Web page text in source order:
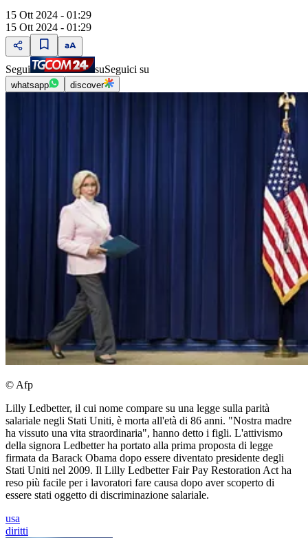
15 Ott 2024 - 01:29
15 Ott 2024 - 01:29
Segui suSeguici su
whatsapp discover
© Afp
Lilly Ledbetter, il cui nome compare su una legge sulla parità
salariale negli Stati Uniti, è morta all'età di 86 anni. "Nostra madre
ha vissuto una vita straordinaria", hanno detto i figli. L'attivismo
della signora Ledbetter ha portato alla prima proposta di legge
firmata da Barack Obama dopo essere diventato presidente degli
Stati Uniti nel 2009. Il Lilly Ledbetter Fair Pay Restoration Act ha
reso più facile per i lavoratori fare causa dopo aver scoperto di
essere stati oggetto di discriminazione salariale.
usa
diritti